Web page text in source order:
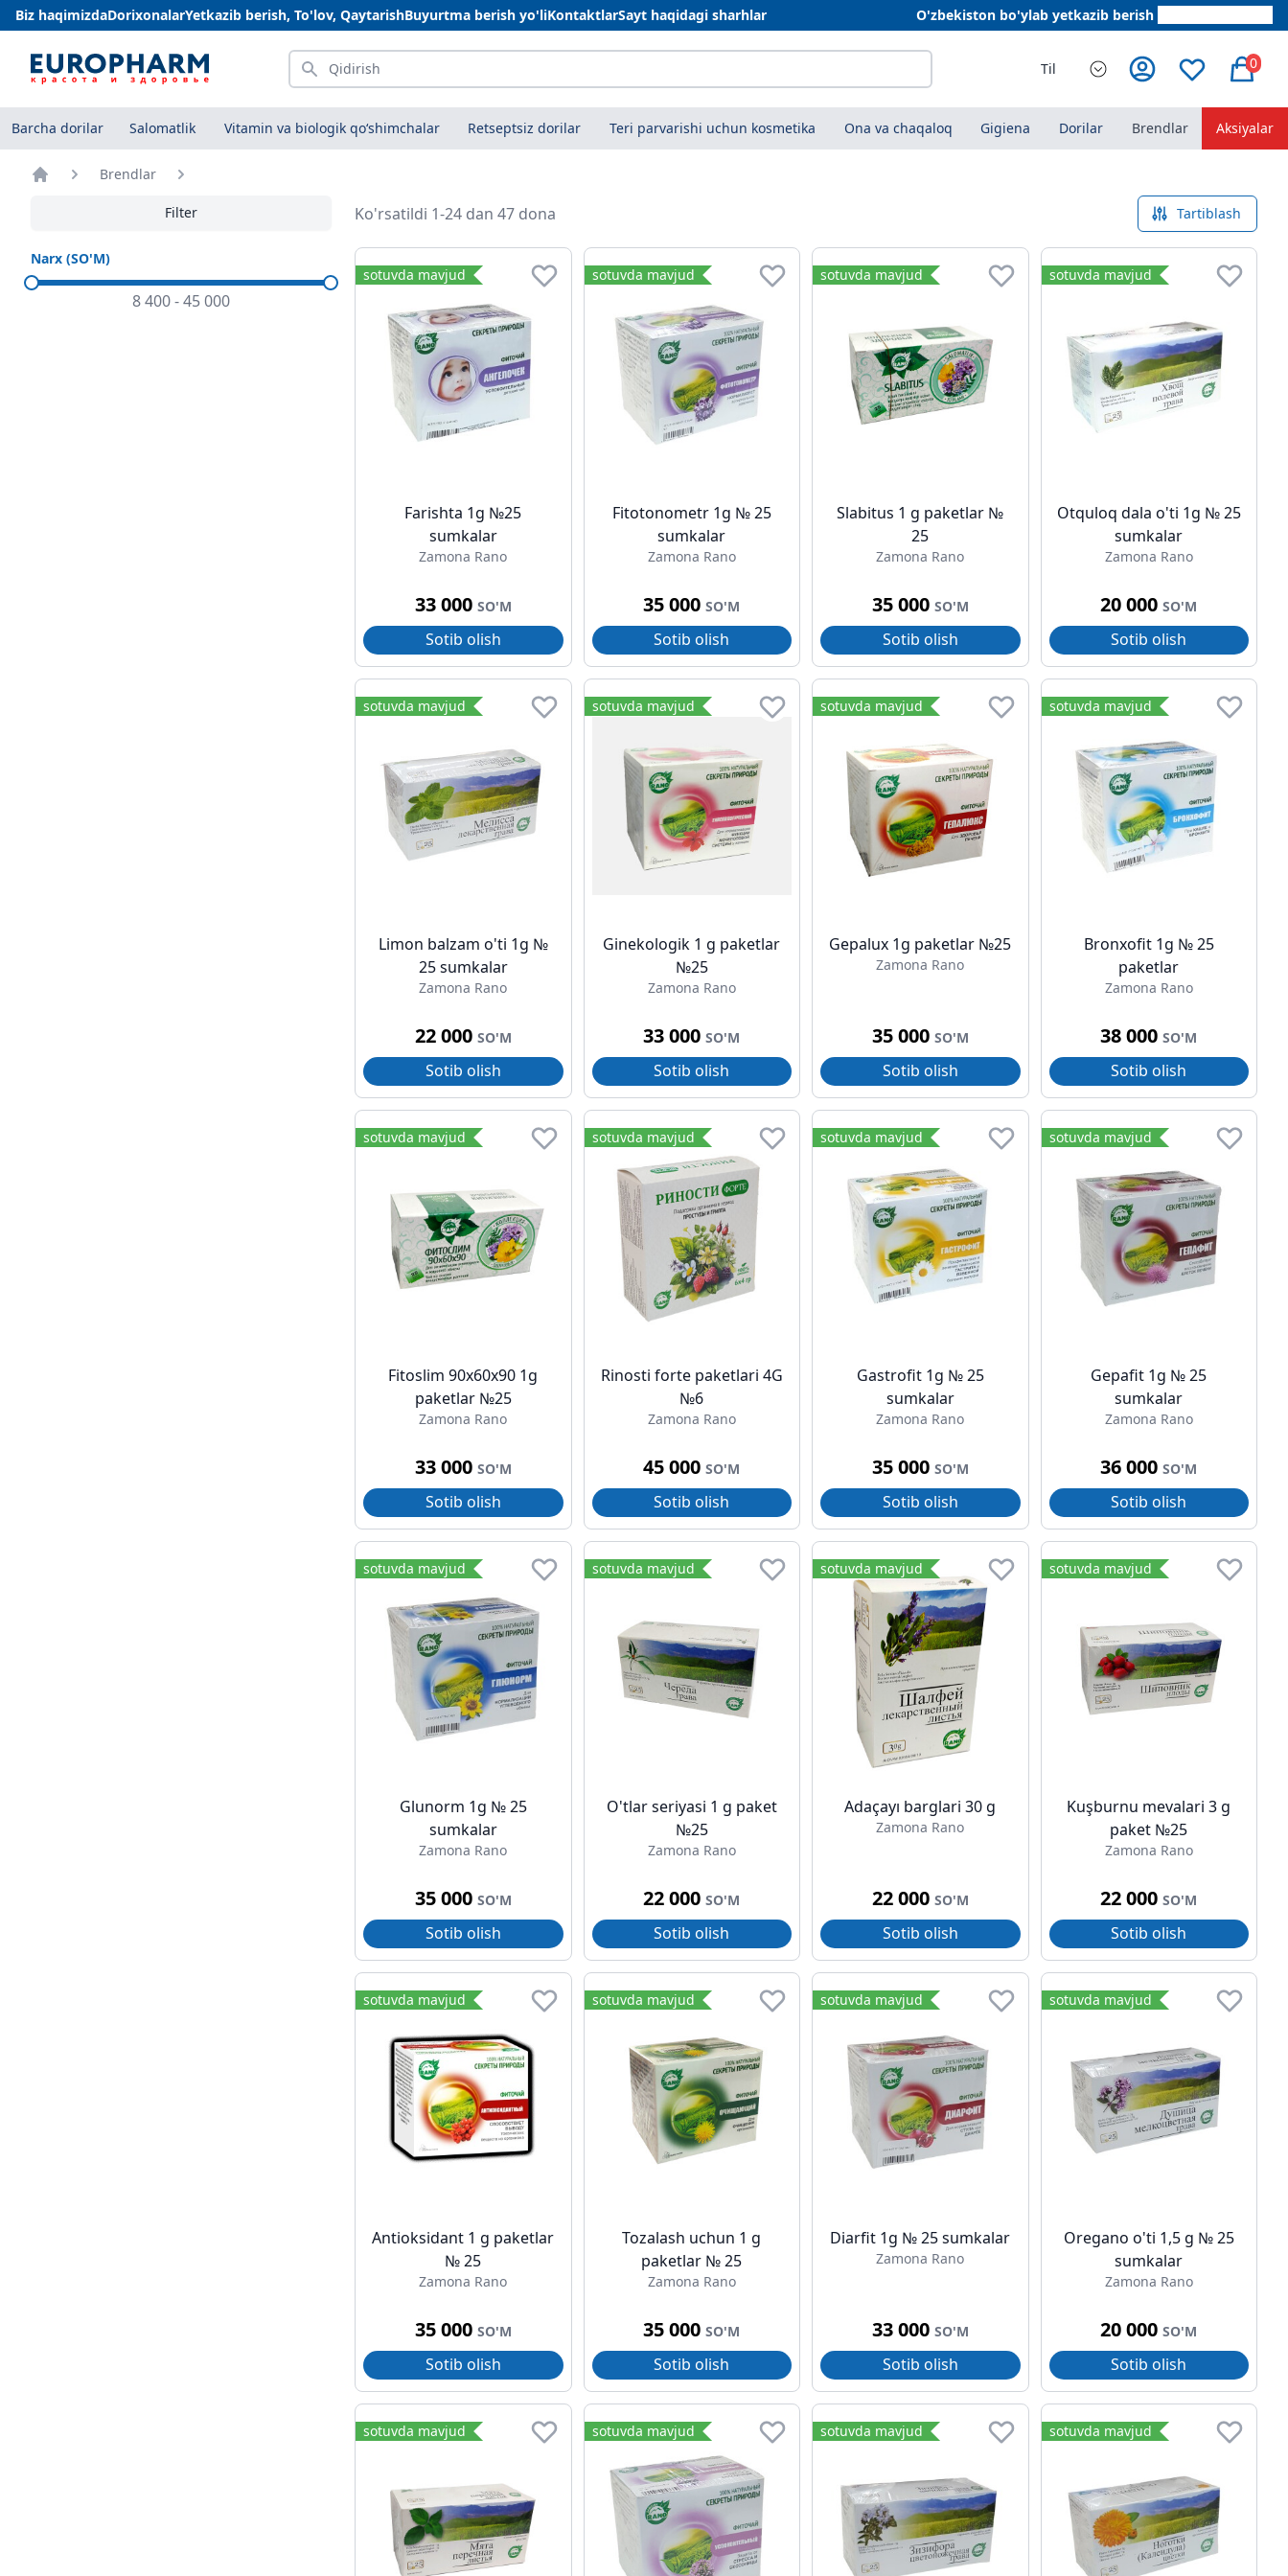
Biz haqimizdaDorixonalarYetkazib berish, To'lov, QaytarishBuyurtma berish yo'liKontaktlarSayt haqidagi sharhlar O'zbekiston bo'ylab yetkazib berish
Qidirish Til 0
Barcha dorilar Salomatlik Vitamin va biologik qo‘shimchalar Retseptsiz dorilar Teri parvarishi uchun kosmetika Ona va chaqaloq Gigiena Dorilar Brendlar Aksiyalar
Brendlar
Filter
Narx (SO'M)
8 400-45 000
Ko'rsatildi 1-24 dan 47 dona Tartiblash
sotuvda mavjud
Farishta 1g №25
sumkalar
Zamona Rano
33 000 SO'M
Sotib olish
sotuvda mavjud
Fitotonometr 1g № 25
sumkalar
Zamona Rano
35 000SO'M
Sotib olish
sotuvda mavjud
Slabitus 1 g paketlar №
25
Zamona Rano
35 000 SO'M
Sotib olish
sotuvda mavjud
Otquloq dala o'ti 1g № 25
sumkalar
Zamona Rano
20 000SO'M
Sotib olish
sotuvda mavjud
Limon balzam o'ti 1g №
25 sumkalar
Zamona Rano
22 000 SO'M
Sotib olish
sotuvda mavjud
Ginekologik 1 g paketlar
№25
Zamona Rano
33 000SO'M
Sotib olish
sotuvda mavjud
Gepalux 1g paketlar №25
Zamona Rano
35 000 SO'M
Sotib olish
sotuvda mavjud
Bronxofit 1g № 25
paketlar
Zamona Rano
38 000SO'M
Sotib olish
sotuvda mavjud
Fitoslim 90x60x90 1g
paketlar №25
Zamona Rano
33 000 SO'M
Sotib olish
sotuvda mavjud
Rinosti forte paketlari 4G
№6
Zamona Rano
45 000SO'M
Sotib olish
sotuvda mavjud
Gastrofit 1g № 25
sumkalar
Zamona Rano
35 000 SO'M
Sotib olish
sotuvda mavjud
Gepafit 1g № 25
sumkalar
Zamona Rano
36 000SO'M
Sotib olish
sotuvda mavjud
Glunorm 1g № 25
sumkalar
Zamona Rano
35 000 SO'M
Sotib olish
sotuvda mavjud
O'tlar seriyasi 1 g paket
№25
Zamona Rano
22 000SO'M
Sotib olish
sotuvda mavjud
Adaçayı barglari 30 g
Zamona Rano
22 000 SO'M
Sotib olish
sotuvda mavjud
Kuşburnu mevalari 3 g
paket №25
Zamona Rano
22 000SO'M
Sotib olish
sotuvda mavjud
Antioksidant 1 g paketlar
№ 25
Zamona Rano
35 000 SO'M
Sotib olish
sotuvda mavjud
Tozalash uchun 1 g
paketlar № 25
Zamona Rano
35 000SO'M
Sotib olish
sotuvda mavjud
Diarfit 1g № 25 sumkalar
Zamona Rano
33 000 SO'M
Sotib olish
sotuvda mavjud
Oregano o'ti 1,5 g № 25
sumkalar
Zamona Rano
20 000SO'M
Sotib olish
sotuvda mavjud sotuvda mavjud sotuvda mavjud sotuvda mavjud